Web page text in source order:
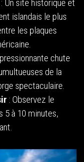
: Un site historique et
islandais le plus
les plaques
chute
de la
spectaculaire.
: Observez le
5 à 10 minutes,